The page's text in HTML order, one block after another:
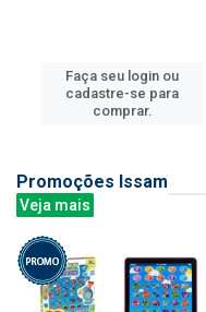
Faça seu login ou
cadastre-se para
comprar.
Promoções Issam
Veja mais